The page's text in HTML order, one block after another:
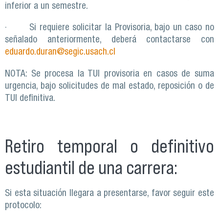
inferior a un semestre.
· Si requiere solicitar la Provisoria, bajo un caso no
señalado anteriormente, deberá contactarse con
eduardo.duran@segic.usach.cl
NOTA: Se procesa la TUI provisoria en casos de suma
urgencia, bajo solicitudes de mal estado, reposición o de
TUI definitiva.
Retiro temporal o definitivo
estudiantil de una carrera:
Si esta situación llegara a presentarse, favor seguir este
protocolo: